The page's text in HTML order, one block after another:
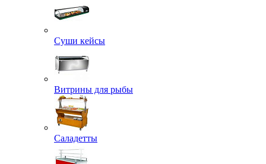
Суши кейсы
Витрины для рыбы
Саладетты